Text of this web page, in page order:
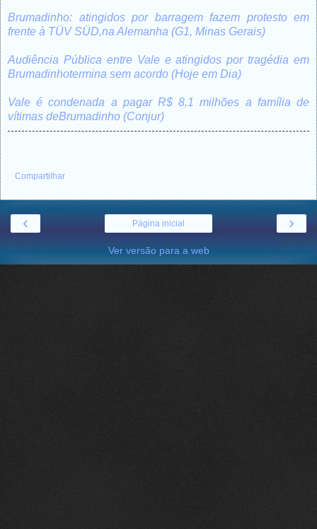
Brumadinho: atingidos por barragem fazem protesto em
frente à TÜV SÜD,na Alemanha (G1, Minas Gerais)
Audiência Pública entre Vale e atingidos por tragédia em
Brumadinhotermina sem acordo (Hoje em Dia)
Vale é condenada a pagar R$ 8,1 milhões a família de
vítimas deBrumadinho (Conjur)
Compartilhar
‹ ›
Página inicial
Ver versão para a web